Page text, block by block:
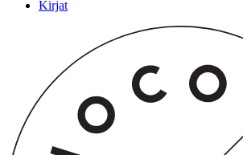
Kirjat